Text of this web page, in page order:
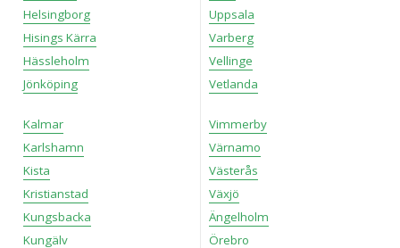
Helsingborg
Hisings Kärra
Hässleholm
Jönköping
Kalmar
Karlshamn
Kista
Kristianstad
Kungsbacka
Kungälv
Uppsala
Varberg
Vellinge
Vetlanda
Vimmerby
Värnamo
Västerås
Växjö
Ängelholm
Örebro